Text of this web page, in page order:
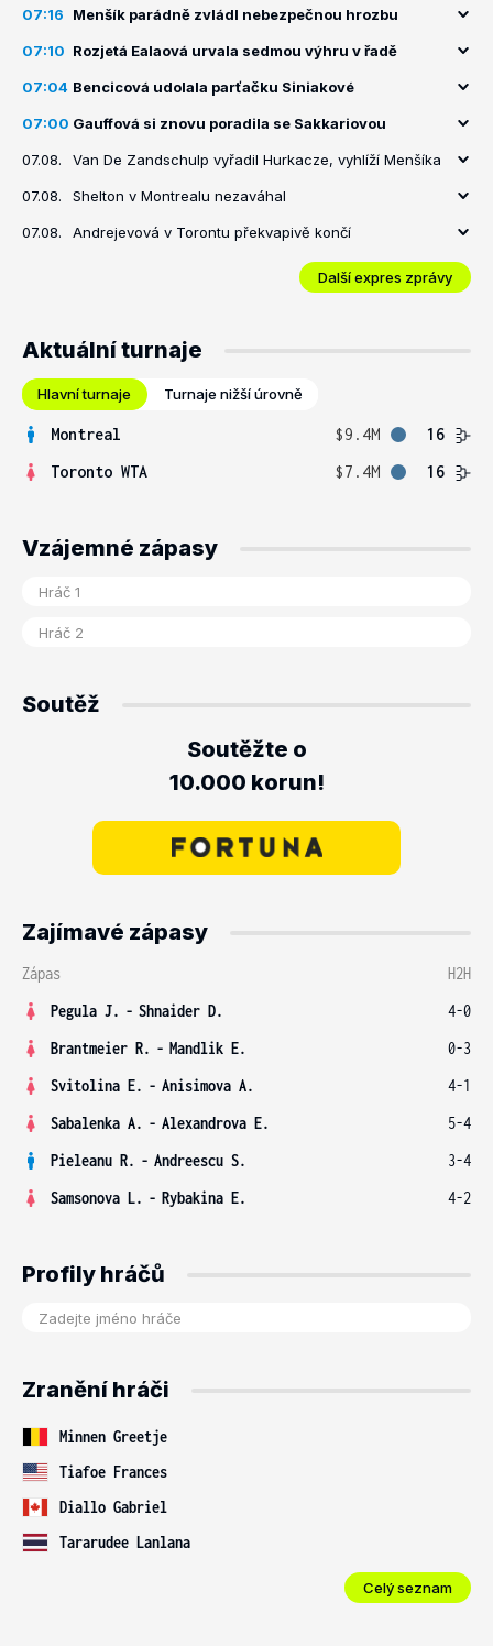
07:16 Menšík parádně zvládl nebezpečnou hrozbu
07:10 Rozjetá Ealaová urvala sedmou výhru v řadě
07:04 Bencicová udolala parťačku Siniakové
07:00 Gauffová si znovu poradila se Sakkariovou
07.08. Van De Zandschulp vyřadil Hurkacze, vyhlíží Menšíka
07.08. Shelton v Montrealu nezaváhal
07.08. Andrejevová v Torontu překvapivě končí
Další expres zprávy
Aktuální turnaje
Hlavní turnaje Turnaje nižší úrovně
Montreal $9.4M
16
Toronto WTA
$7.4M 16
Vzájemné zápasy
Soutěž
Soutěžte o
10.000 korun!
Zajímavé zápasy
Zápas
H2H
Pegula J. - Shnaider D.
4-0
Brantmeier R. - Mandlik E.
0-3
Svitolina E. - Anisimova A.
4-1
Sabalenka A. - Alexandrova E.
5-4
Pieleanu R. - Andreescu S.
3-4
Samsonova L. - Rybakina E. 4-2
Profily hráčů
Zranění hráči
Minnen Greetje
Tiafoe Frances
Diallo Gabriel
Tararudee Lanlana
Celý seznam